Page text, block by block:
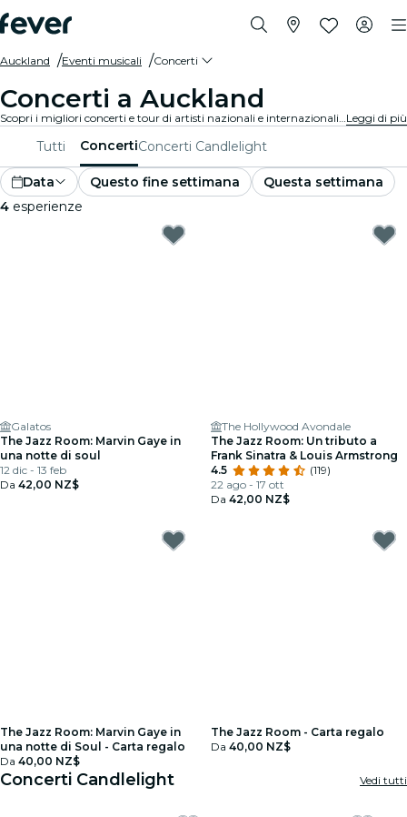
Auckland Eventi musicali Concerti
Concerti a Auckland
Scopri i migliori concerti e tour di artisti nazionali e internazionali a Auckland, acquista i tuoi biglietti su Fever e goditi i migliori live in circolazione!Leggi di più
Tutti ConcertiConcerti Candlelight
Data Questo fine settimana
Questa settimana
4 esperienze
Galatos
The Jazz Room: Marvin Gaye in
una notte di soul
12 dic - 13 feb
Da 42,00 NZ$
The Hollywood Avondale
The Jazz Room: Un tributo a
Frank Sinatra & Louis Armstrong
4.5
(119)
22 ago - 17 ott
Da 42,00 NZ$
The Jazz Room: Marvin Gaye in
una notte di Soul - Carta regalo
Da 40,00 NZ$
The Jazz Room - Carta regalo
Da 40,00 NZ$
Concerti Candlelight Vedi tutti